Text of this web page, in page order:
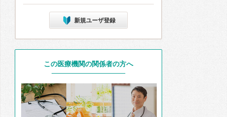
新規ユーザ登録
この医療機関の関係者の方へ